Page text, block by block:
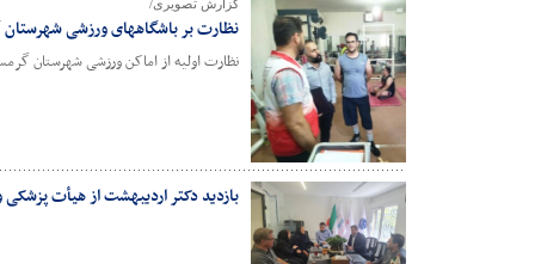
گزارش تصویری/
نظارت بر باشگاههای ورزشی
نظارت اولیه از اماکن ورزشی شهرستان
بازدید دکتر اردیبهشت از هیأت